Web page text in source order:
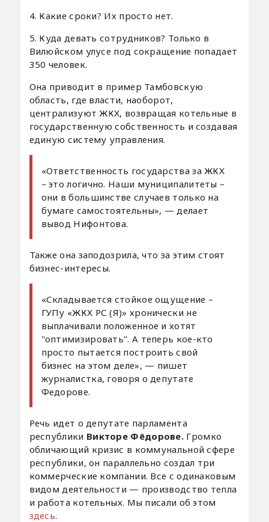
4. Какие сроки? Их просто нет.
5. Куда девать сотрудников? Только в
Вилюйском улусе под сокращение попадает
350 человек.
Она приводит в пример Тамбовскую
область, где власти, наоборот,
централизуют ЖКХ, возвращая котельные в
государственную собственность и создавая
единую систему управления.
«Ответственность государства за ЖКХ
– это логично. Наши муниципалитеты –
они в большинстве случаев только на
бумаге самостоятельны», — делает
вывод Нифонтова.
Также она заподозрила, что за этим стоят
бизнес-интересы.
«Складывается стойкое ощущение –
ГУПу «ЖКХ РС (Я)» хронически не
выплачивали положенное и хотят
"оптимизировать". А теперь кое-кто
просто пытается построить свой
бизнес на этом деле», — пишет
журналистка, говоря о депутате
Федорове.
Речь идет о депутате парламента
республики Викторе Фёдорове. Громко
обличающий кризис в коммунальной сфере
республики, он параллельно создал три
коммерческие компании. Все с одинаковым
видом деятельности — производство тепла
и работа котельных. Мы писали об этом
здесь.